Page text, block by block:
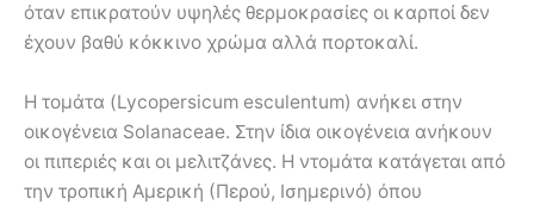
όταν επικρατούν υψηλές θερμοκρασίες οι καρποί δεν
έχουν βαθύ κόκκινο χρώμα αλλά πορτοκαλί.
Η τομάτα (Lycopersicum esculentum) ανήκει στην
οικογένεια Solanaceae. Στην ίδια οικογένεια ανήκουν
οι πιπεριές και οι μελιτζάνες. Η ντομάτα κατάγεται από
την τροπική Αμερική (Περού, Ισημερινό) όπου